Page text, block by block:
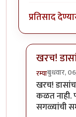
प्रतिसाद
खरच!
रम्याबुधवार,
In reply to
खरच!
कळत नाही.
सगळ्यांची